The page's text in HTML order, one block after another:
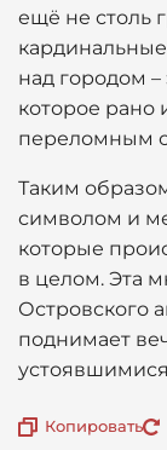
ещё не столь
над городом
которое рано
переломным
Таким
символом и
которые
в целом. Эта
Островского
поднимает
Копировать